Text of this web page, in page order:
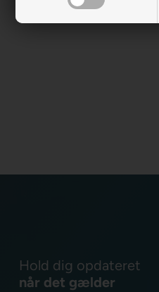
Hold dig opdateret
når det gælder